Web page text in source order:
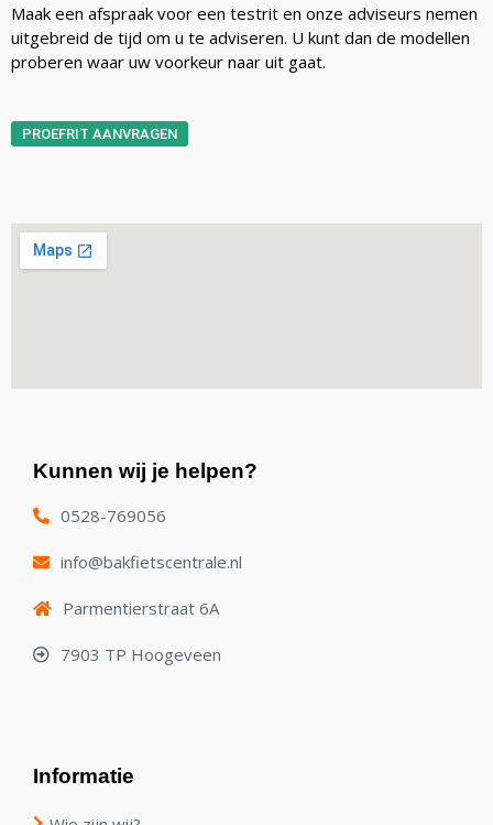
Maak een afspraak voor een testrit en onze adviseurs nemen
uitgebreid de tijd om u te adviseren. U kunt dan de modellen
proberen waar uw voorkeur naar uit gaat.
PROEFRIT AANVRAGEN
Kunnen wij je helpen?
0528-769056
info@bakfietscentrale.nl
Parmentierstraat 6A
7903 TP Hoogeveen
Informatie